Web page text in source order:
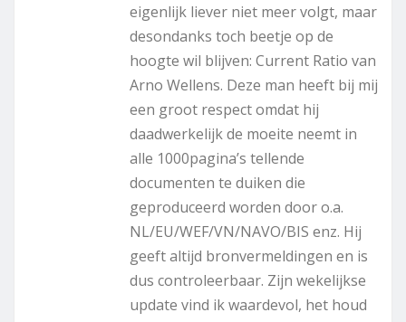
eigenlijk liever niet meer volgt, maar
desondanks toch beetje op de
hoogte wil blijven: Current Ratio van
Arno Wellens. Deze man heeft bij mij
een groot respect omdat hij
daadwerkelijk de moeite neemt in
alle 1000pagina’s tellende
documenten te duiken die
geproduceerd worden door o.a.
NL/EU/WEF/VN/NAVO/BIS enz. Hij
geeft altijd bronvermeldingen en is
dus controleerbaar. Zijn wekelijkse
update vind ik waardevol, het houd